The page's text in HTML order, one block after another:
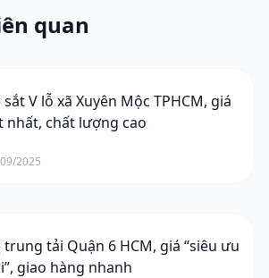
quan
sắt V lỗ xã Xuyên Mộc TPHCM, giá
nhất, chất lượng cao
2025
trung tải Quận 6 HCM, giá “siêu ưu
giao hàng nhanh